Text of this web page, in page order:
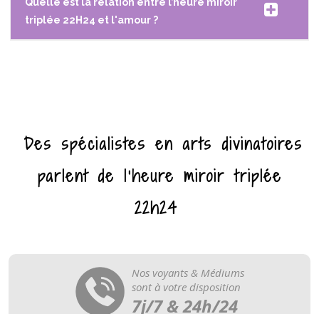
Quelle est la relation entre l’heure miroir
triplée 22H24 et l'amour ?
Des spécialistes en arts divinatoires
parlent de l'heure miroir triplée
22h24
Nos voyants & Médiums
sont à votre disposition
7j/7 & 24h/24